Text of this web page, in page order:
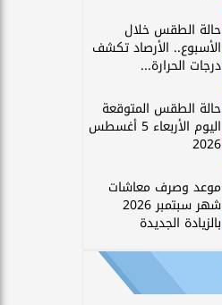
حالة الطقس خلال
الأسبوع.. الأرصاد تكشف
درجات الحرارة...
حالة الطقس المتوقعة
اليوم الأربعاء 5 أغسطس
2026
موعد وصرف معاشات
شهر سبتمبر 2026
بالزيادة الجديدة